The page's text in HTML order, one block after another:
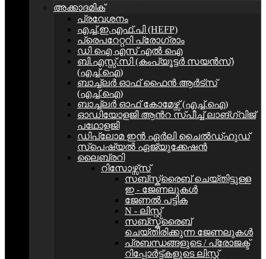
അക്കാദമിക്
പ്രവേശനം
എച്ച്.ഇ.എഫ്.പി (HEFP)
പ്രെപറേറ്ററി പ്രോഗ്രാം
ഡി ഐ എസ് എൽ ഐ
ബി.എസ്സ്.സി (കംപ്യൂട്ടർ സയൻസ്)
(എച്ച്.ഐ)
ബാച്ച്ലർ ഓഫ് ഫൈൻ ആർട്സ്
(എച്ച്.ഐ)
ബാച്ച്ലർ ഓഫ് കോമേഴ്സ് (എച്ച്.ഐ)
ഓഡിയോളജി ആന്‍റ സ്പീച്ച് ലാങ്ഗ്വിജ്
പഥോളജി
ഡിപ്ലോമ ഇൻ ഏര്‍ലി ചൈൽഡ്ഹുഡ്
സ്പെഷ്യൽ ഏജ്യുക്കേഷൻ
ലൈബ്രറി
റിസോഴ്സ്സ്
സബ്സ്ക്രൈബ് ചെയ്തിട്ടുള്ള
ഇ - ജേണലുകള്‍
ജേണൽ പട്ടിക
N - ലിസ്റ്റ്
സബ്സ്ക്രൈബ്
ചെയ്തിരിക്കുന്ന ജേണലുകൾ
പ്രബന്ധങ്ങളുടെ / പ്രോജക്ട്
റിപ്പോര്‍ട്ട്കളുടെ ലിസ്റ്റ്